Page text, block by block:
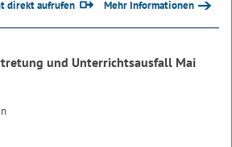
direkt aufrufen Mehr Informationen
und Unterrichtsausfall Mai